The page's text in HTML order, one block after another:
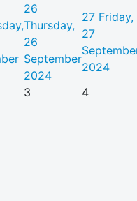
26
Thursday,
26
September
2024
27 Friday,
27
2024
3 4